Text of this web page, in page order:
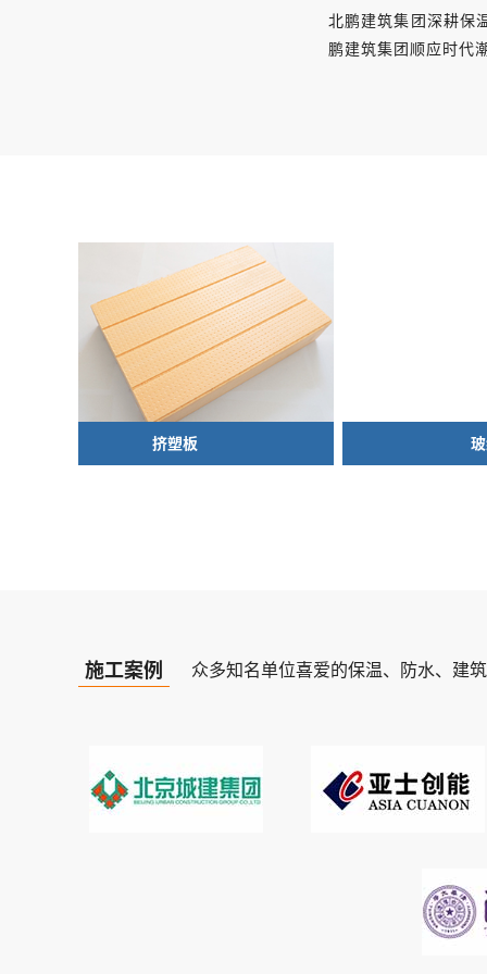
岩棉是常见的A级保温材
料。北鹏建筑集团采用玄武
北鹏建筑集团深耕保
鹏建筑集团顺应时代
施工案例 众多知名单位喜爱的保温、防水、建